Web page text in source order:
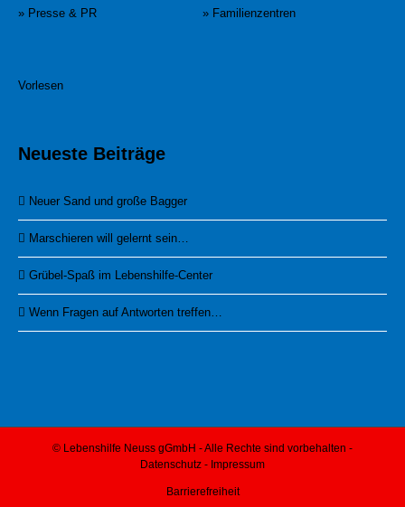
» Presse & PR
» Familienzentren
Vorlesen
Neueste Beiträge
Neuer Sand und große Bagger
Marschieren will gelernt sein…
Grübel-Spaß im Lebenshilfe-Center
Wenn Fragen auf Antworten treffen…
© Lebenshilfe Neuss gGmbH - Alle Rechte sind vorbehalten -
Datenschutz - Impressum
Barrierefreiheit